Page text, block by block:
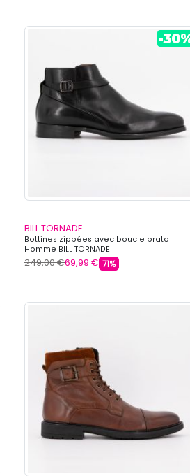
BILL TORNADE
Bottines zippées avec boucle prato
Homme BILL TORNADE
249,00 €69,99 € 71%